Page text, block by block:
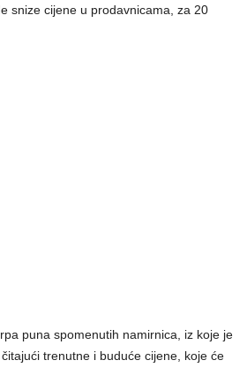
snize cijene u prodavnicama, za 20
puna spomenutih namirnica, iz koje je
trenutne i buduće cijene, koje će